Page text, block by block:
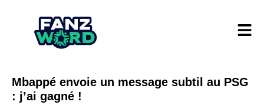
Mbappé envoie un message subtil au PSG
: j’ai gagné !